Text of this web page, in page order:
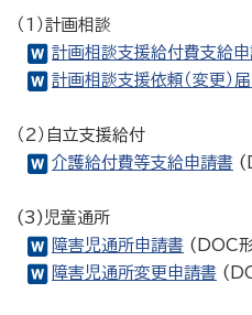
（1）計画相談
計画相談支援給付費支給
計画相談支援依頼（変更）
（2）自立支援給付
介護給付費等支給申請書
(3)児童通所
障害児通所申請書 (DOC
障害児通所変更申請書